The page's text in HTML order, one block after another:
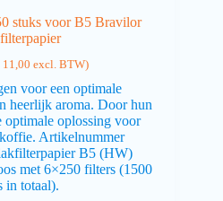
stuks voor B5 Bravilor
11,00 excl. BTW)
voor een optimale
heerlijk aroma. Door hun
optimale oplossing voor
Artikelnummer
B5 (HW)
met 6×250 filters (1500
in totaal).